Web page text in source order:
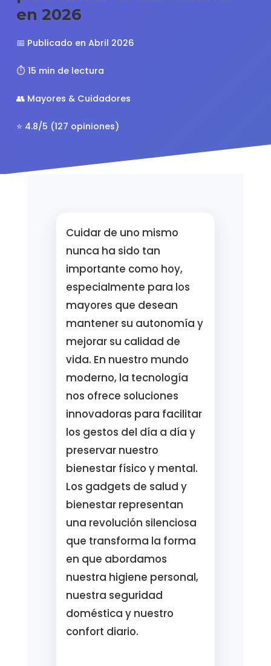
en 2026
📅 Publicado en Abril 2026
⏱️ 15 min de lectura
👥 Mayores & Cuidadores
⭐ 4.8/5 (127 opiniones)
Cuidar de uno mismo
nunca ha sido tan
importante como hoy,
especialmente para los
mayores que desean
mantener su autonomía y
mejorar su calidad de
vida. En nuestro mundo
moderno, la tecnología
nos ofrece soluciones
innovadoras para facilitar
los gestos del día a día y
preservar nuestro
bienestar físico y mental.
Los gadgets de salud y
bienestar representan
una revolución silenciosa
que transforma la forma
en que abordamos
nuestra higiene personal,
nuestra seguridad
doméstica y nuestro
confort diario.